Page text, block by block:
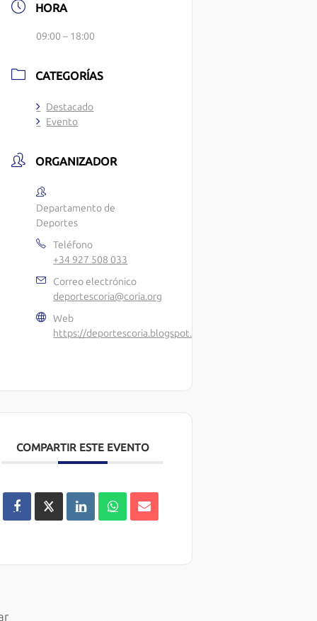
HORA
09:00 – 18:00
CATEGORÍAS
Destacado
Evento
ORGANIZADOR
Departamento de
Deportes
Teléfono
+34 927 508 033
Correo electrónico
deportescoria@coria.org
Web
https://deportescoria.blogspot.com/
COMPARTIR ESTE EVENTO